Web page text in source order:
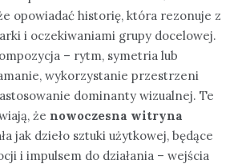
opowiadać historię, która rezonuje z
i oczekiwaniami grupy docelowej.
– rytm, symetria lub
wykorzystanie przestrzeni
dominanty wizualnej. Te
że nowoczesna witryna
jak dzieło sztuki użytkowej, będące
i impulsem do działania – wejścia